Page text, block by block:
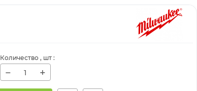
Количество , шт :
− +